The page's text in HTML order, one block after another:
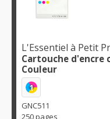
L'Essentiel à Petit
Cartouche d'encre
Couleur
1
GNC511
250 pages